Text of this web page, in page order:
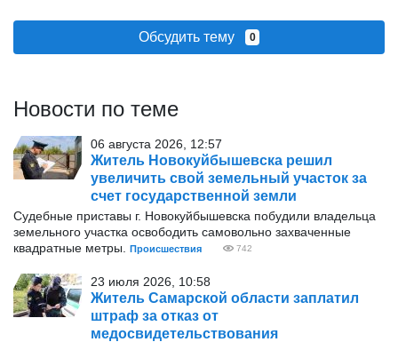
Обсудить тему 0
Новости по теме
06 августа 2026, 12:57
Житель Новокуйбышевска решил
увеличить свой земельный участок за
счет государственной земли
Судебные приставы г. Новокуйбышевска побудили владельца
земельного участка освободить самовольно захваченные
квадратные метры.
Происшествия 742
23 июля 2026, 10:58
Житель Самарской области заплатил
штраф за отказ от
медосвидетельствования